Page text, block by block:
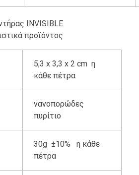
INVISIBLE
προϊόντος
5,3 x 3,3 x 2 cm η
κάθε πέτρα
νανοπορώδες
πυρίτιο
30g ±10% η κάθε
πέτρα